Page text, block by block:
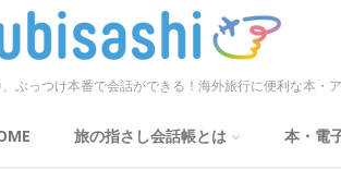
ぶっつけ本番で会話ができる！海外旅行に便利な本・
旅の指さし会話帳とは 本・電